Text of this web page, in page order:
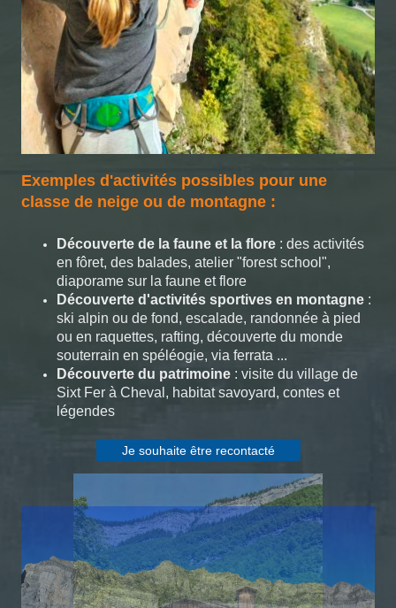
Exemples d'activités possibles pour une
classe de neige ou de montagne :
Découverte de la faune et la flore : des activités
en fôret, des balades, atelier "forest school",
diaporame sur la faune et flore
Découverte d'activités sportives en montagne :
ski alpin ou de fond, escalade, randonnée à pied
ou en raquettes, rafting, découverte du monde
souterrain en spéléogie, via ferrata ...
Découverte du patrimoine : visite du village de
Sixt Fer à Cheval, habitat savoyard, contes et
légendes
Je souhaite être recontacté